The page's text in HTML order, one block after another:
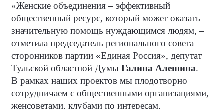
«Женские объединения – эффективный
общественный ресурс, который может оказать
значительную помощь нуждающимся людям, –
отметила председатель регионального совета
сторонников партии «Единая Россия», депутат
Тульской областной Думы Галина Алешина. –
В рамках наших проектов мы плодотворно
сотрудничаем с общественными организациями,
женсоветами, клубами по интересам,